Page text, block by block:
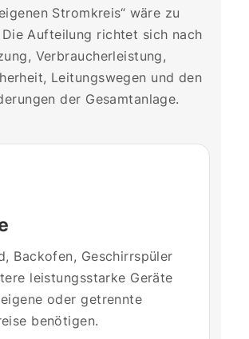
Stromkreis“ wäre zu
Die Aufteilung richtet sich nach
Verbraucherleistung,
Leitungswegen und den
der Gesamtanlage.
Backofen, Geschirrspüler
leistungsstarke Geräte
oder getrennte
benötigen.